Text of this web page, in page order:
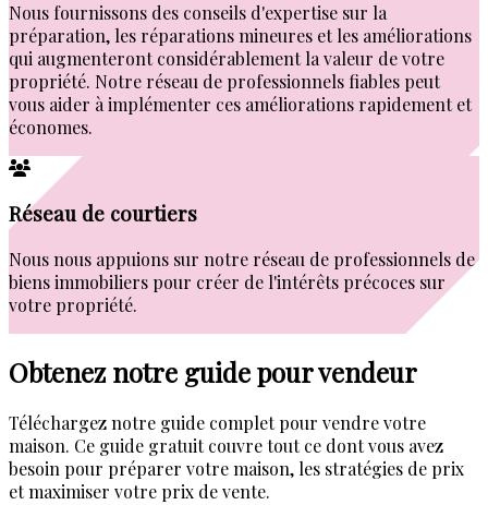
Nous fournissons des conseils d'expertise sur la
préparation, les réparations mineures et les améliorations
qui augmenteront considérablement la valeur de votre
propriété. Notre réseau de professionnels fiables peut
vous aider à implémenter ces améliorations rapidement et
économes.
Réseau de courtiers
Nous nous appuions sur notre réseau de professionnels de
biens immobiliers pour créer de l'intérêts précoces sur
votre propriété.
Obtenez notre guide pour vendeur
Téléchargez notre guide complet pour vendre votre
maison. Ce guide gratuit couvre tout ce dont vous avez
besoin pour préparer votre maison, les stratégies de prix
et maximiser votre prix de vente.